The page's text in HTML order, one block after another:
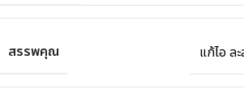
สรรพคุณ แก้ไอ ล